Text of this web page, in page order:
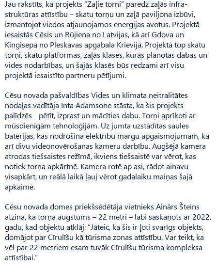
Jau rakstīts, ka projekts “Zaļie torņi” paredz zaļās infra­
struktūras attīstību – skatu torņu un zaļā paviljona izbūvi,
izmantojot viedos atjaunojamos enerģijas avotus. Projektā
iesaistās Cēsis un Rūjiena no Latvijas, kā arī Gdova un
Kingisepa no Ples­kavas apgabala Krievijā. Pro­jektā top skatu
torņi, skatu platformas, zaļās klases, kurās plānotas dabas un
vides nodarbības, un šajās klasēs būs redzami arī visu
projektā iesaistīto partneru pētījumi.
Cēsu novada pašvaldības Vides un klimata neitralitātes
nodaļas vadītāja Inta Ādamsone stāsta, ka šis projekts
palīdzēs pētīt, izprast un mācīties dabu. Torņi aprīkoti ar
mūsdienīgām tehnoloģijām. Uz jumta uzstādītas sau­les
baterijas, kas nodrošina elektrību margu apgaismojumam, kā
arī divu videonovērošanas kameru darbību. Augšējā kamera
atrodas tiešsaistes režīmā, ikviens tiešsaistē var vērot, kas
notiek torņa apkārtnē. Kamera rotē ap asi, rādot ainavu
visapkārt, un reālā laikā ļauj vērot gadalaiku maiņas šajā
apkaimē.
Cēsu novada domes priekšsēdētāja vietnieks Ainārs Šteins
atzina, ka torņa augstums – 22 metri – labi saskaņots ar 2022.
gadu, kad objektu atklāj: “Jāteic, ka šis ir ļoti svarīgs objekts,
domājot par Cīrulīšu kā tūrisma zonas attīstību. Var teikt, ka
vēl par 22 metriem esam tuvāk Cīrulīšu tūrisma kompleksa
attīstībai.”